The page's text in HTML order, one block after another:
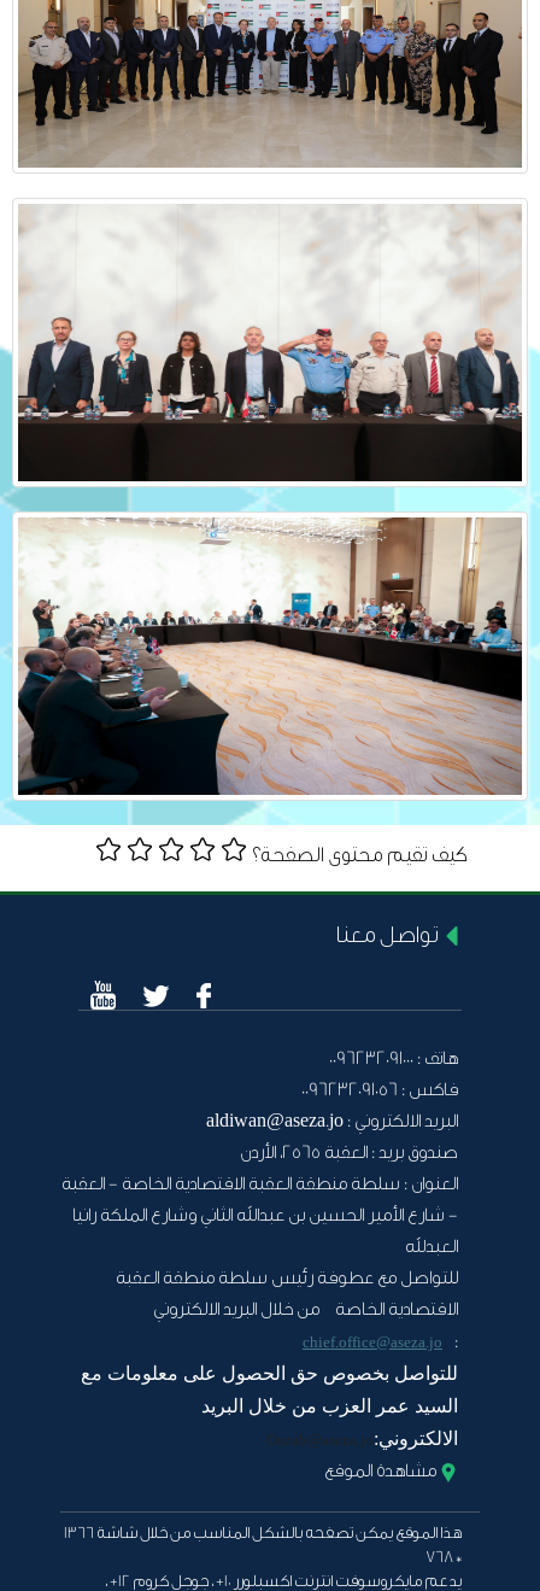
كيف تقيم محتوى الصفحة؟
تواصل معنا
هاتف : 0096232091000
فاكس : 0096232091056
البريد الالكتروني : aldiwan@aseza.jo
صندوق بريد : العقبة 2565، الأردن
العنوان : سلطة منطقة العقبة الاقتصادية الخاصة - العقبة
- شارع الأمير الحسين بن عبدالله الثاني وشارع الملكة رانيا
العبدلله
للتواصل مع عطوفة رئيس سلطة منطقة العقبة
الاقتصادية الخاصة من خلال البريد الالكتروني
:
chief.office@aseza.jo
للتواصل بخصوص حق الحصول على معلومات مع
السيد عمر العزب من خلال البريد
الالكتروني:Oazab@aseza.jo
مشاهدة الموقع
هذا الموقع يمكن تصفحه بالشكل المناسب من خلال شاشة 1366
* 768
يدعم مايكروسوفت انترنت اكسبلورر 10+ ، جوجل كروم 12+ ،